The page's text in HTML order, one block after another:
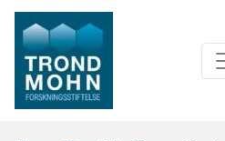
Main Navigation